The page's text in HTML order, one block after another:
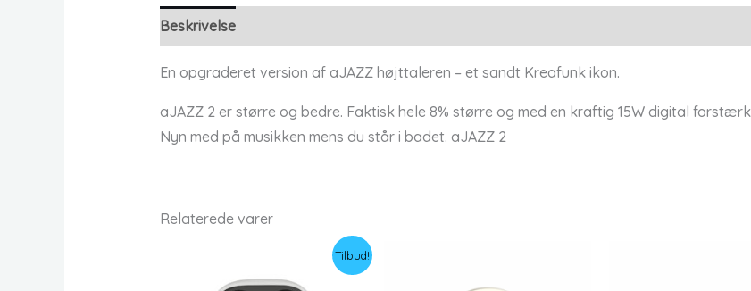
Beskrivelse
En opgraderet version af aJAZZ højttaleren – et sandt Kreafunk ikon.
aJAZZ 2 er større og bedre. Faktisk hele 8% større og med en kraftig 15W digital
Nyn med på musikken mens du står i badet. aJAZZ 2
Relaterede varer
Tilbud!